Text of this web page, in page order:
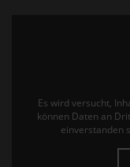
Es wird versucht,
können Daten an
einverstanden